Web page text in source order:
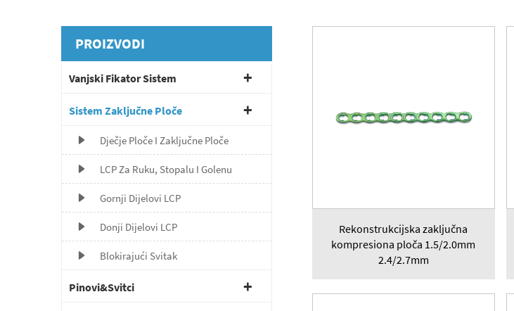
PROIZVODI
Vanjski Fikator Sistem
Sistem Zaključne Ploče
Dječje Ploče I Zaključne Ploče
LCP Za Ruku, Stopalu I Golenu
Gornji Dijelovi LCP
Donji Dijelovi LCP
Blokirajući Svitak
Pinovi&Svitci
Rekonstrukcijska zaključna
kompresiona ploča 1.5/2.0mm
2.4/2.7mm